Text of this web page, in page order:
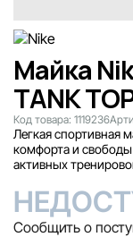
Майка
TANK
Код товара: 1119236
Легкая спортивная
комфорта и
активных
Сообщить о